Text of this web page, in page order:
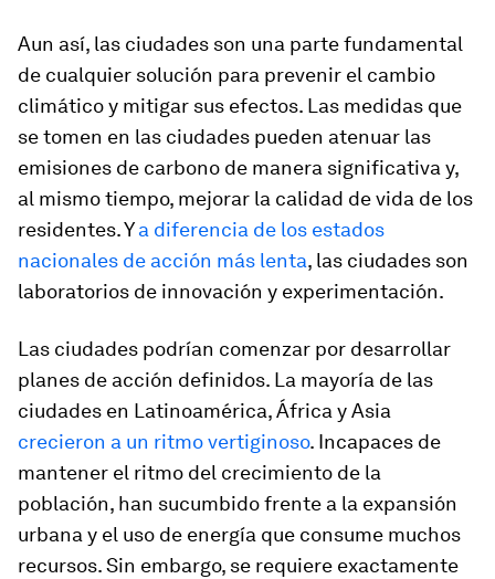
Aun así, las ciudades son una parte fundamental
de cualquier solución para prevenir el cambio
climático y mitigar sus efectos. Las medidas que
se tomen en las ciudades pueden atenuar las
emisiones de carbono de manera significativa y,
al mismo tiempo, mejorar la calidad de vida de los
residentes. Ya diferencia de los estados
nacionales de acción más lenta, las ciudades son
laboratorios de innovación y experimentación.
Las ciudades podrían comenzar por desarrollar
planes de acción definidos. La mayoría de las
ciudades en Latinoamérica, África y Asia
crecieron a un ritmo vertiginoso. Incapaces de
mantener el ritmo del crecimiento de la
población, han sucumbido frente a la expansión
urbana y el uso de energía que consume muchos
recursos. Sin embargo, se requiere exactamente